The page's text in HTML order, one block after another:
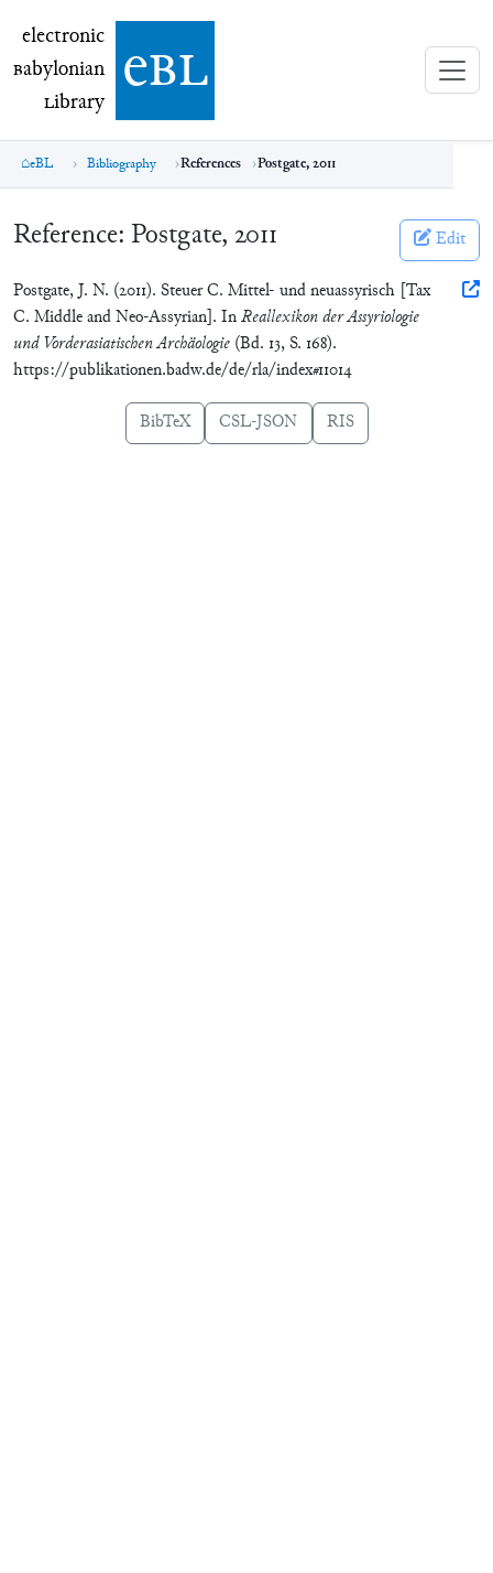
electronic Babylonian Library (eBL)
electronic
Babylonian
Library ebl
eBL Bibliography References Postgate, 2011
Reference: Postgate, 2011 Edit
Postgate, J. N. (2011). Steuer C. Mittel- und neuassyrisch [Tax
C. Middle and Neo-Assyrian]. InReallexikon der Assyriologie
und Vorderasiatischen Archäologie (Bd. 13, S. 168).
https://publikationen.badw.de/de/rla/index#11014
BibTeX CSL-JSON RIS